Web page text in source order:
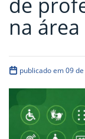
na área
publicado em 09